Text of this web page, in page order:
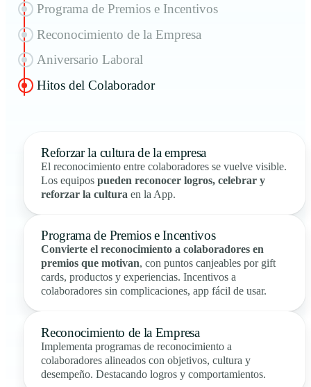
Programa de Premios e Incentivos
Reconocimiento de la Empresa
Aniversario Laboral
Hitos del Colaborador
Reforzar la cultura de la empresa
El reconocimiento entre colaboradores se vuelve visible.
Los equipospueden reconocer logros, celebrar y
reforzar la cultura en la App.
Programa de Premios e Incentivos
Convierte el reconocimiento a colaboradores en
premios que motivan, con puntos canjeables por gift
cards, productos y experiencias. Incentivos a
colaboradores sin complicaciones, app fácil de usar.
Reconocimiento de la Empresa
Implementa programas de reconocimiento a
colaboradores alineados con objetivos, cultura y
desempeño. Destacando logros y comportamientos.